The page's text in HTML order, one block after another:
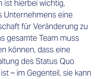
ist hierbei wichtig,
Unternehmens eine
für Veränderung zu
gesamte Team muss
können, dass eine
des Status Quo
– im Gegenteil, sie kann